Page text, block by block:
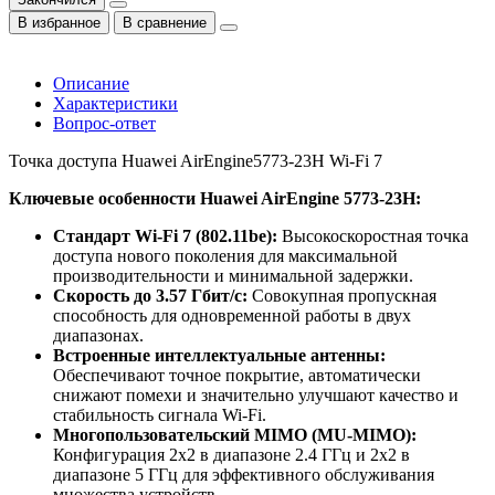
В избранное
В сравнение
Описание
Характеристики
Вопрос-ответ
Точка доступа Huawei AirEngine5773-23H Wi-Fi 7
Ключевые особенности Huawei AirEngine 5773-23H:
Стандарт Wi-Fi 7 (802.11be): Высокоскоростная точка
доступа нового поколения для максимальной
производительности и минимальной задержки.
Скорость до 3.57 Гбит/с: Совокупная пропускная
способность для одновременной работы в двух
диапазонах.
Встроенные интеллектуальные антенны:
Обеспечивают точное покрытие, автоматически
снижают помехи и значительно улучшают качество и
стабильность сигнала Wi-Fi.
Многопользовательский MIMO (MU-MIMO):
Конфигурация 2x2 в диапазоне 2.4 ГГц и 2x2 в
диапазоне 5 ГГц для эффективного обслуживания